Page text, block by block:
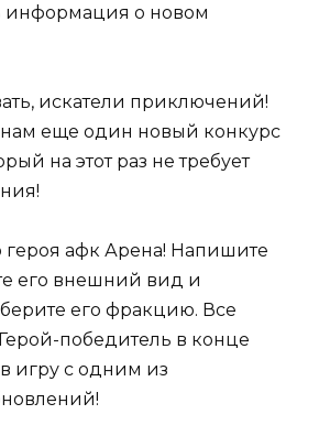
информация о новом
искатели приключений!
еще один новый конкурс
на этот раз не требует
героя афк Арена! Напишите
его внешний вид и
его фракцию. Все
Герой-победитель в конце
игру с одним из